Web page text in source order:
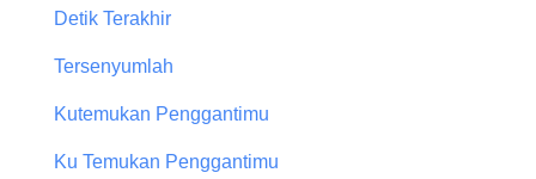
Detik Terakhir
Tersenyumlah
Kutemukan Penggantimu
Ku Temukan Penggantimu